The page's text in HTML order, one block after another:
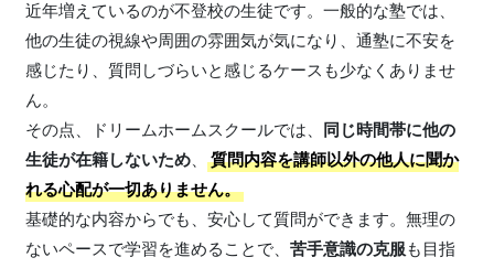
近年増えているのが不登校の生徒です。一般的な塾では、
他の生徒の視線や周囲の雰囲気が気になり、通塾に不安を
感じたり、質問しづらいと感じるケースも少なくありませ
ん。
その点、ドリームホームスクールでは、
同じ時間帯に他の
生徒が在籍しないため、
質問内容を講師以外の他人に聞か
れる心配が一切ありません。
基礎的な内容からでも、安心して質問ができます。無理の
ないペースで学習を進めることで、 苦手意識の克服 も目指